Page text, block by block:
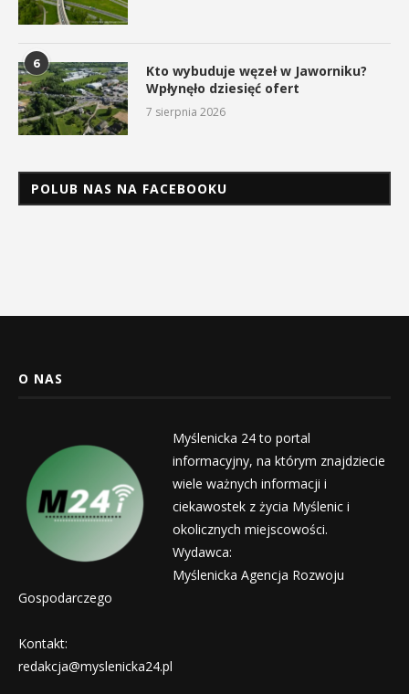
6
Kto wybuduje węzeł w Jaworniku?
Wpłynęło dziesięć ofert
7 sierpnia 2026
POLUB NAS NA FACEBOOKU
O NAS
Myślenicka 24 to portal
informacyjny, na którym znajdziecie
wiele ważnych informacji i
ciekawostek z życia Myślenic i
okolicznych miejscowości.
Wydawca:
Myślenicka Agencja Rozwoju
Gospodarczego
Kontakt:
redakcja@myslenicka24.pl